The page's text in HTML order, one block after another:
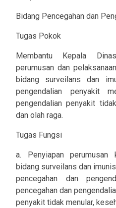
Bidang Pencegahan dan
Tugas Pokok
Membantu Kepala
perumusan dan
bidang surveilans dan
pengendalian penyakit
pengendalian penyakit
dan olah raga.
Tugas Fungsi
a. Penyiapan perumusan
bidang surveilans dan
pencegahan dan
pencegahan dan
penyakit tidak menular,